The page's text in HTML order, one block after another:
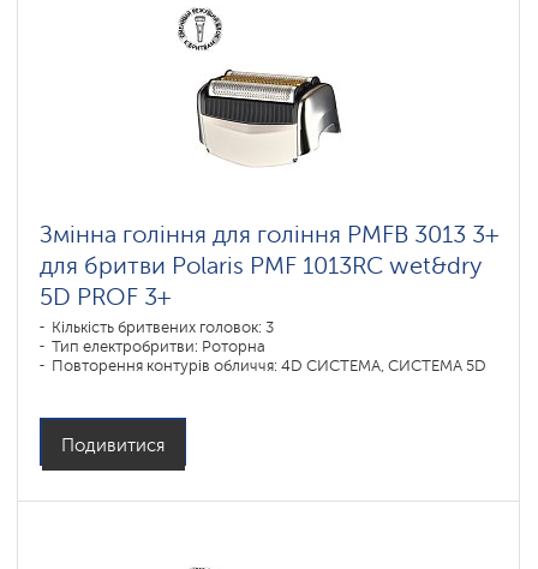
Змінна гоління для гоління PMFB 3013 3+
для бритви Polaris PMF 1013RC wet&dry
5D PROF 3+
Кількість бритвених головок: 3
Тип електробритви: Роторна
Повторення контурів обличчя: 4D СИСТЕМА, СИСТЕМА 5D
Подивитися